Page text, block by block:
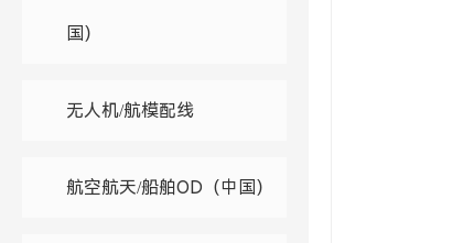
国）
无人机/航模配线
航空航天/船舶OD（中国）